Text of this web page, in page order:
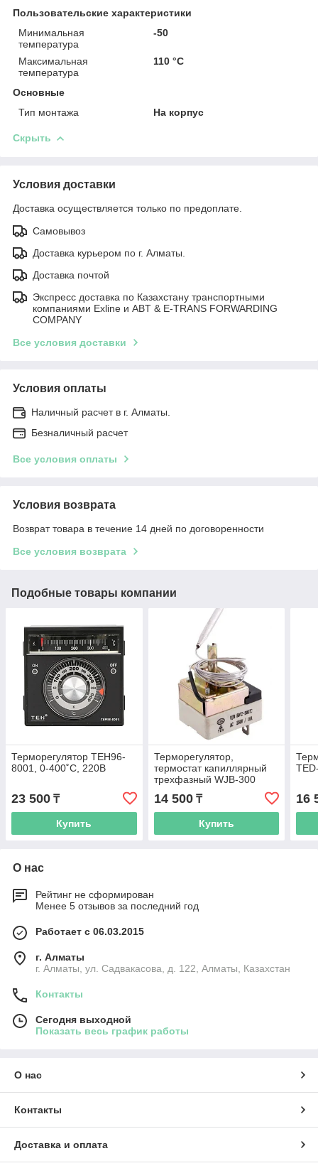
Пользовательские характеристики
Минимальная
температура
-50
Максимальная
температура
110 °C
Основные
Тип монтажа
На корпус
Скрыть
Условия доставки
Доставка осуществляется только по предоплате.
Самовывоз
Доставка курьером по г. Алматы.
Доставка почтой
Экспресс доставка по Казахстану транспортными
компаниями Exline и ABT & E-TRANS FORWARDING
COMPANY
Все условия доставки
Условия оплаты
Наличный расчет в г. Алматы.
Безналичный расчет
Все условия оплаты
Условия возврата
Возврат товара в течение 14 дней по договоренности
Все условия возврата
Подобные товары компании
Терморегулятор TEH96-
8001, 0-400˚С, 220В
23 500 ₸
Купить
Терморегулятор,
термостат капиллярный
трехфазный WJB-300
250В, 300С
14 500₸
Купить
16
О нас
Рейтинг не сформирован
Менее 5 отзывов за последний год
Работает с 06.03.2015
г. Алматы
г. Алматы, ул. Садвакасова, д. 122, Алматы, Казахстан
Контакты
Сегодня выходной
Показать весь график работы
О нас
Контакты
Доставка и оплата